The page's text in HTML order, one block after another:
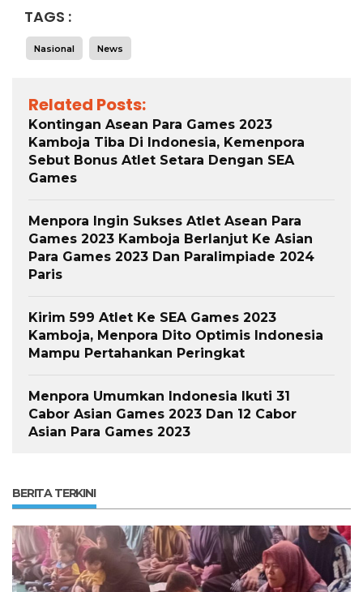
TAGS :
Nasional News
Related Posts:
Kontingan Asean Para Games 2023
Kamboja Tiba Di Indonesia, Kemenpora
Sebut Bonus Atlet Setara Dengan SEA
Games
Menpora Ingin Sukses Atlet Asean Para
Games 2023 Kamboja Berlanjut Ke Asian
Para Games 2023 Dan Paralimpiade 2024
Paris
Kirim 599 Atlet Ke SEA Games 2023
Kamboja, Menpora Dito Optimis Indonesia
Mampu Pertahankan Peringkat
Menpora Umumkan Indonesia Ikuti 31
Cabor Asian Games 2023 Dan 12 Cabor
Asian Para Games 2023
BERITA TERKINI